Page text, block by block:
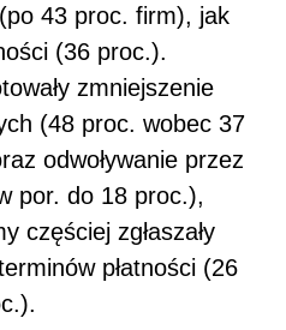
43 proc. firm), jak
(36 proc.).
zmniejszenie
(48 proc. wobec 37
odwoływanie przez
por. do 18 proc.),
częściej zgłaszały
płatności (26